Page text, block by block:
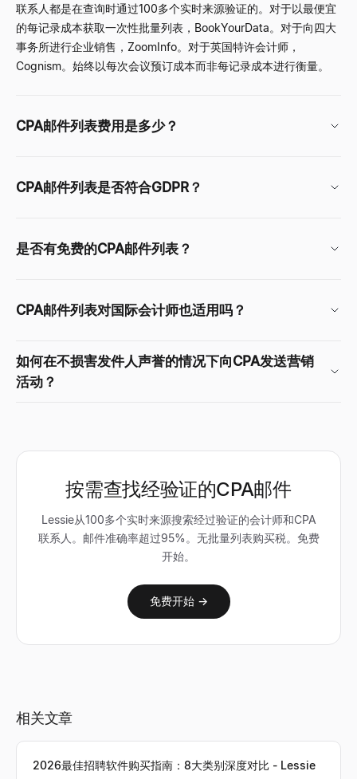
联系人都是在查询时通过100多个实时来源验证的。对于以最便宜
的每记录成本获取一次性批量列表，BookYourData。对于向四大
事务所进行企业销售，ZoomInfo。对于英国特许会计师，
Cognism。始终以每次会议预订成本而非每记录成本进行衡量。
CPA邮件列表费用是多少？
CPA邮件列表是否符合GDPR？
是否有免费的CPA邮件列表？
CPA邮件列表对国际会计师也适用吗？
如何在不损害发件人声誉的情况下向CPA发送营销
活动？
按需查找经验证的CPA邮件
Lessie从100多个实时来源搜索经过验证的会计师和CPA
联系人。邮件准确率超过95%。无批量列表购买税。免费
开始。
免费开始 →
相关文章
2026最佳招聘软件购买指南：8大类别深度对比 - Lessie